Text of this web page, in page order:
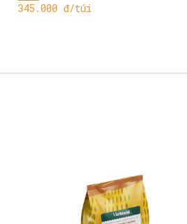
345.000 đ/túi